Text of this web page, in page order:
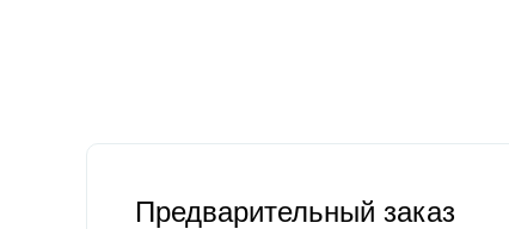
Предварительный заказ